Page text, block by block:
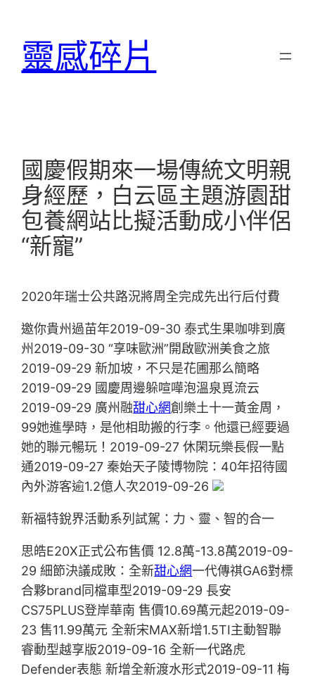
靈感碎片
國慶假期來一場傳統文明親
身經歷，白云區主題游園甜
包養網站比擬活動成小伴侶
“新寵”
2020年瑞士公共路況將周全完成先出行后付費
邀你貴州過苗年2019-09-30 泰式生果咖啡到廣
州2019-09-30 “享味歐洲”開啟歐洲美食之旅
2019-09-29 新加坡，不只是花圃那么簡略
2019-09-29 國慶周邊躲喧嘩泡溫泉覓流云
2019-09-29 廣州融甜心網創樂土十一黃金周，
99她進學時，是他相助搬的行李。他還已經要過
她的聯元暢玩！2019-09-27 休閑玩樂長假一點
通2019-09-27 秦始天子陵博物院：40年招待國
內外游客逾1.2億人次2019-09-26
新福特銳界活動系列試駕：力、靈、智的合一
思皓E20X正式公布售價 12.8萬-13.8萬2019-09-
29 細節決議成敗：全新甜心網一代傳祺GA6對標
合夥brand同檔車型2019-09-29 長安
CS75PLUS登岸華南 售價10.69萬元起2019-09-
23 售11.99萬元 全新宋MAX新增1.5TI主動智聯
睿動型越享版2019-09-16 全新一代路虎
Defender表態 新增全新渡水形式2019-09-11 梅